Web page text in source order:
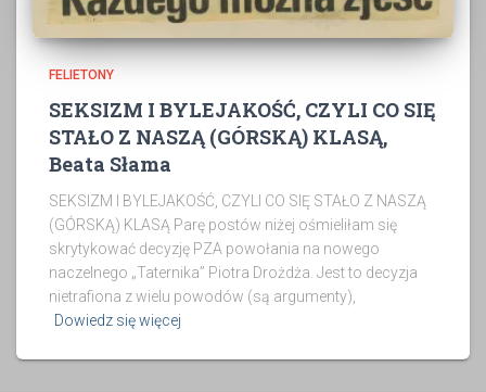
FELIETONY
SEKSIZM I BYLEJAKOŚĆ, CZYLI CO SIĘ
STAŁO Z NASZĄ (GÓRSKĄ) KLASĄ,
Beata Słama
SEKSIZM I BYLEJAKOŚĆ, CZYLI CO SIĘ STAŁO Z NASZĄ
(GÓRSKĄ) KLASĄ Parę postów niżej ośmieliłam się
skrytykować decyzję PZA powołania na nowego
naczelnego „Taternika” Piotra Drożdża. Jest to decyzja
nietrafiona z wielu powodów (są argumenty),
Dowiedz się więcej